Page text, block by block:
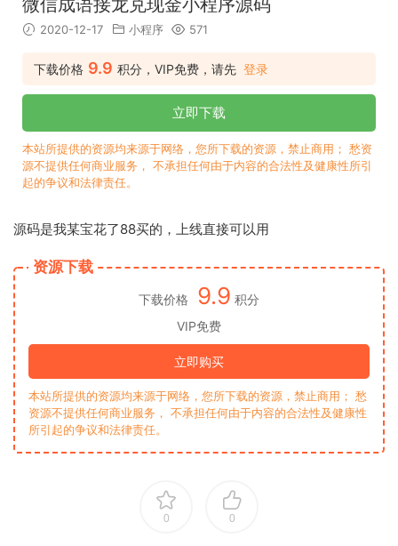
微信成语接龙兑现金小程序源码
2020-12-17 小程序 571
下载价格 9.9 积分，VIP免费，请先 登录
立即下载
本站所提供的资源均来源于网络，您所下载的资源，禁止商用； 愁资
源不提供任何商业服务， 不承担任何由于内容的合法性及健康性所引
起的争议和法律责任。
源码是我某宝花了88买的，上线直接可以用
资源下载
下载价格 9.9 积分
VIP免费
立即购买
本站所提供的资源均来源于网络，您所下载的资源，禁止商用； 愁
资源不提供任何商业服务， 不承担任何由于内容的合法性及健康性
所引起的争议和法律责任。
0 0